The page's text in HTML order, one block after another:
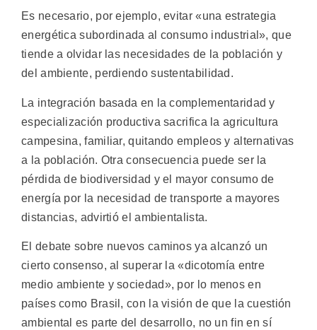
Es necesario, por ejemplo, evitar «una estrategia
energética subordinada al consumo industrial», que
tiende a olvidar las necesidades de la población y
del ambiente, perdiendo sustentabilidad.
La integración basada en la complementaridad y
especialización productiva sacrifica la agricultura
campesina, familiar, quitando empleos y alternativas
a la población. Otra consecuencia puede ser la
pérdida de biodiversidad y el mayor consumo de
energía por la necesidad de transporte a mayores
distancias, advirtió el ambientalista.
El debate sobre nuevos caminos ya alcanzó un
cierto consenso, al superar la «dicotomía entre
medio ambiente y sociedad», por lo menos en
países como Brasil, con la visión de que la cuestión
ambiental es parte del desarrollo, no un fin en sí